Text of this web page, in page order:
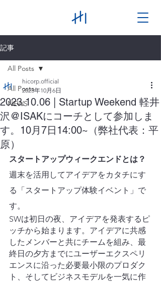
記事
All Posts
NEWS
All Posts
2023.10.06 | Startup Weekend 軽井
沢@ISAKにコーチとして参加しま
す。10月7日14:00~（弊社代表：平
原）
hicorp.official
2023年10月6日
スタートアップウィークエンドとは？
週末を活用してアイデアをカタチにす
る「スタートアップ体験イベント」で
す。
SWは初日の夜、アイデアを発表するピ
ッチから始まります。アイデアに共感
したメンバーと共にチームを組み、最
終日の夕方までにユーザーエクスペリ
エンスに沿った必要最小限のプロダク
ト、そしてビジネスモデルを一気に作